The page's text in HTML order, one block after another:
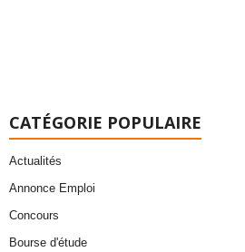
CATÉGORIE POPULAIRE
Actualités
Annonce Emploi
Concours
Bourse d'étude